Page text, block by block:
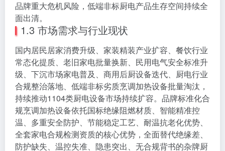
品牌重大危机风险，低端非标厨电产品生存空间持续全
面出清。
1.3 市场需求与行业现状
国内居民居家消费升级、家装精装产业扩容、餐饮行业
常态化提质、老旧家电批量换新、民用电气安全标准升
级、下沉市场家电普及、商用后厨设备迭代、厨电行业
合规整治落地、低端非标劣质烹调加热设备批量淘汰，
持续推动1104类厨电设备市场持续扩容。品牌标准化合
规烹调加热设备依托国标绝缘阻燃材质、智能精准控
温、多重安全防护、节能稳定工艺、耐温抗老化优势、
全套家电合规检测资质的核心优势，全面替代绝缘差、
防护缺失、温控失准、隐患突出、无合规背书的杂牌厨